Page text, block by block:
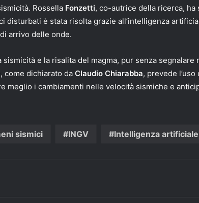
Rossella Fonzetti, co-autrice della ricerca, ha
disturbati è stata risolta grazie all’intelligenza
arrivo delle onde.
e la risalita del magma, pur senza segnalare
come dichiarato da Claudio Chiarabba, prevede l’uso
meglio i cambiamenti nelle velocità sismiche e
sismici INGV Intelligenza artificiale